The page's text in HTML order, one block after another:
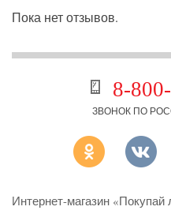
Пока нет отзывов.
8-
ЗВОНОК ПО
Интернет-магазин «Покупай